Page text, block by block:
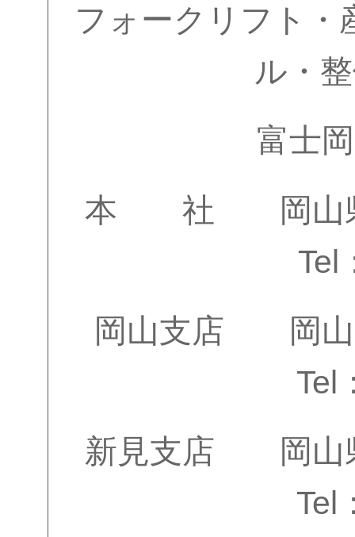
フォークリフト・
ル・
富士
本 社 岡山
Tel
岡山支店 岡
Tel
新見支店 岡
Tel